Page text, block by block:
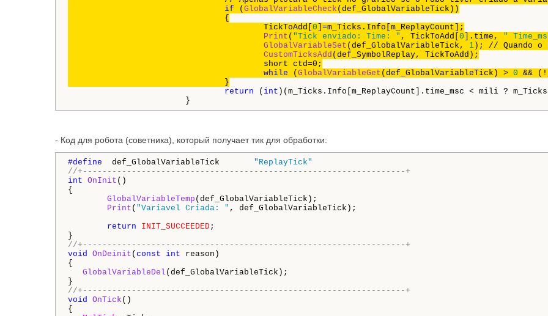
if ( GlobalVariableCheck (def_GlobalVariableTick))
{
TickToAdd[ 0 ]=m_Ticks.Info[m_ReplayCount];
Print ( "Tick enviado: Time: " , TickToAdd[ 0 ].time, "
GlobalVariableSet (def_GlobalVariableTick, 1 ) ; // Quando o
CustomTicksAdd (def_SymbolReplay, TickToAdd);
                                        short ctd=0;
while ( GlobalVariableGet (def_GlobalVariableTick) > 0 && (!
return ( int )(m_Ticks.Info[m_ReplayCount].time_msc < mili ?
- Код для робота (советника), который получает тик для обработки:
#define def_GlobalVariableTick "ReplayTick"
//+------------------------------------------------------------------+
int OnInit ()
{
GlobalVariableTemp (def_GlobalVariableTick);
Print ( "Variavel Criada: " , def_GlobalVariableTick);
return
INIT_SUCCEEDED;
//+------------------------------------------------------------------+
void OnDeinit ( const int reason)
{
GlobalVariableDel (def_GlobalVariableTick);
//+------------------------------------------------------------------+
void OnTick ()
{